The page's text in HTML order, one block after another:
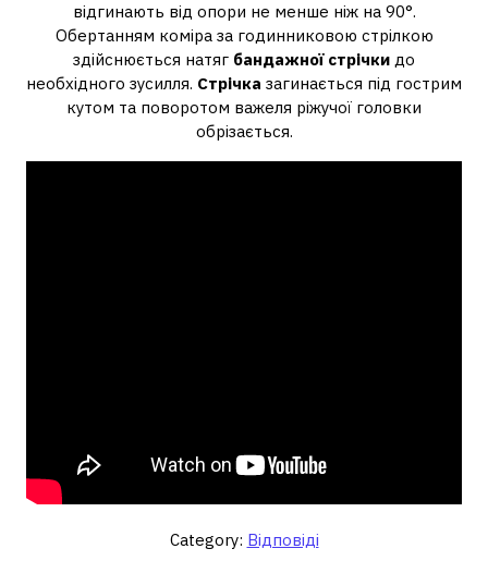
відгинають від опори не менше ніж на 90°.
Обертанням коміра за годинниковою стрілкою
здійснюється натяг бандажної стрічки до
необхідного зусилля. Стрічка загинається під гострим
кутом та поворотом важеля ріжучої головки
обрізається.
Category: Відповіді